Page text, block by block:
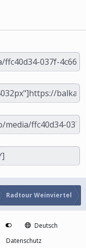
Radtour Weinviertel
Deutsch
Datenschutz